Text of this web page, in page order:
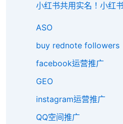
小红书共用实名！小红
ASO
buy rednote followers
facebook运营推广
GEO
instagram运营推广
QQ空间推广